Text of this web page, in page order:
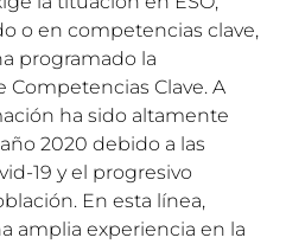
o en competencias clave,
programado la
Clave. A
ha sido altamente
2020 debido a las
19 y el progresivo
En esta línea,
amplia experiencia en la